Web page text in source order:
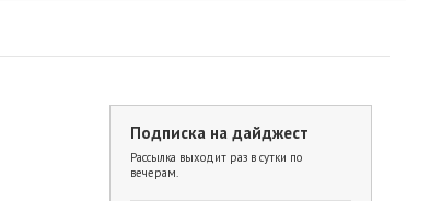
Подписка на дайджест
Рассылка выходит раз в сутки по
вечерам.